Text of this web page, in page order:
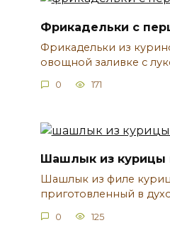
Фрикадельки с
Фрикадельки из
овощной заливке с
0 171
Шашлык из курицы
Шашлык из филе
приготовленный в
0 125